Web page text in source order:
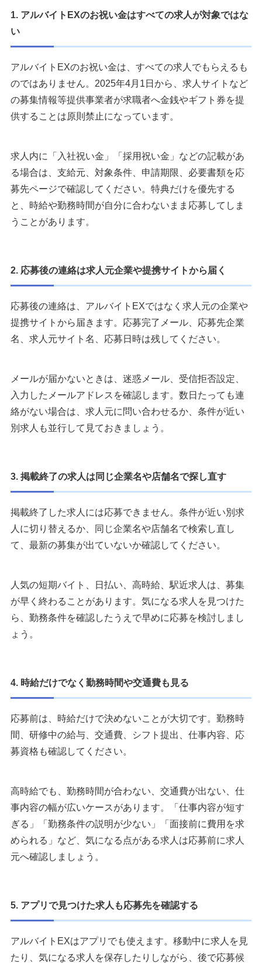
1. アルバイトEXのお祝い金はすべての求人が対象ではな
い
アルバイトEXのお祝い金は、すべての求人でもらえるも
のではありません。2025年4月1日から、求人サイトなど
の募集情報等提供事業者が求職者へ金銭やギフト券を提
供することは原則禁止になっています。
求人内に「入社祝い金」「採用祝い金」などの記載があ
る場合は、支給元、対象条件、申請期限、必要書類を応
募先ページで確認してください。特典だけを優先する
と、時給や勤務時間が自分に合わないまま応募してしま
うことがあります。
2. 応募後の連絡は求人元企業や提携サイトから届く
応募後の連絡は、アルバイトEXではなく求人元の企業や
提携サイトから届きます。応募完了メール、応募先企業
名、求人元サイト名、応募日時は残してください。
メールが届かないときは、迷惑メール、受信拒否設定、
入力したメールアドレスを確認します。数日たっても連
絡がない場合は、求人元に問い合わせるか、条件が近い
別求人も並行して見ておきましょう。
3. 掲載終了の求人は同じ企業名や店舗名で探し直す
掲載終了した求人には応募できません。条件が近い別求
人に切り替えるか、同じ企業名や店舗名で検索し直し
て、最新の募集が出ていないか確認してください。
人気の短期バイト、日払い、高時給、駅近求人は、募集
が早く終わることがあります。気になる求人を見つけた
ら、勤務条件を確認したうえで早めに応募を検討しまし
ょう。
4. 時給だけでなく勤務時間や交通費も見る
応募前は、時給だけで決めないことが大切です。勤務時
間、研修中の給与、交通費、シフト提出、仕事内容、応
募資格も確認してください。
高時給でも、勤務時間が合わない、交通費が出ない、仕
事内容の幅が広いケースがあります。「仕事内容が短す
ぎる」「勤務条件の説明が少ない」「面接前に費用を求
められる」など、気になる点がある求人は応募前に求人
元へ確認しましょう。
5. アプリで見つけた求人も応募先を確認する
アルバイトEXはアプリでも使えます。移動中に求人を見
たり、気になる求人を保存したりしながら、後で応募候